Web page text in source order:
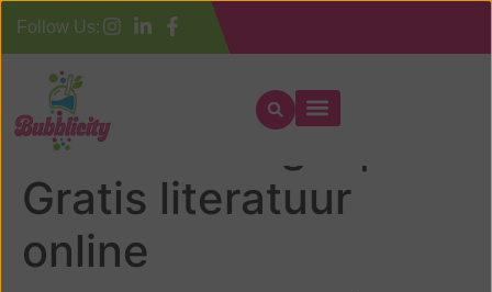
Follow Us:
De derde engel |
Gratis literatuur
online